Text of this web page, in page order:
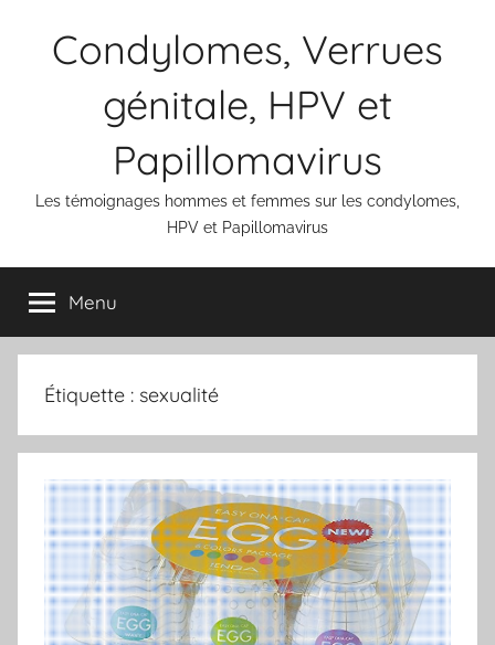
Condylomes, Verrues
génitale, HPV et
Papillomavirus
Les témoignages hommes et femmes sur les condylomes,
HPV et Papillomavirus
Menu
Étiquette : sexualité